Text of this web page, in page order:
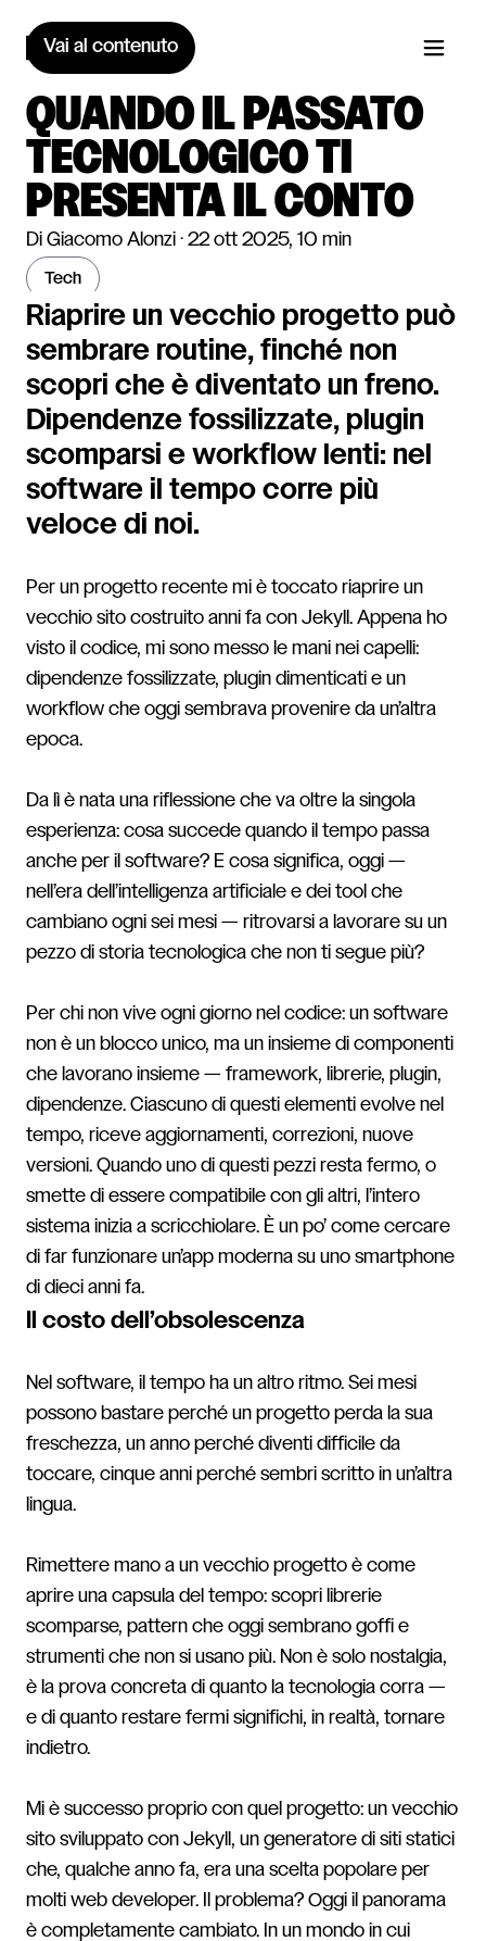
Vai al contenuto
QUANDO IL PASSATO
TECNOLOGICO TI
PRESENTA IL CONTO
tech
Di Giacomo Alonzi · 22 ott 2025, 10 min
Riaprire un vecchio progetto può
sembrare routine, finché non
scopri che è diventato un freno.
Dipendenze fossilizzate, plugin
scomparsi e workflow lenti: nel
software il tempo corre più
veloce di noi.
Per un progetto recente mi è toccato riaprire un
vecchio sito costruito anni fa con Jekyll. Appena ho
visto il codice, mi sono messo le mani nei capelli:
dipendenze fossilizzate, plugin dimenticati e un
workflow che oggi sembrava provenire da un’altra
epoca.
Da lì è nata una riflessione che va oltre la singola
esperienza: cosa succede quando il tempo passa
anche per il software? E cosa significa, oggi —
nell’era dell’intelligenza artificiale e dei tool che
cambiano ogni sei mesi — ritrovarsi a lavorare su un
pezzo di storia tecnologica che non ti segue più?
Per chi non vive ogni giorno nel codice: un software
non è un blocco unico, ma un insieme di componenti
che lavorano insieme — framework, librerie, plugin,
dipendenze. Ciascuno di questi elementi evolve nel
tempo, riceve aggiornamenti, correzioni, nuove
versioni. Quando uno di questi pezzi resta fermo, o
smette di essere compatibile con gli altri, l’intero
sistema inizia a scricchiolare. È un po’ come cercare
di far funzionare un’app moderna su uno smartphone
di dieci anni fa.
Il costo dell’obsolescenza
Nel software, il tempo ha un altro ritmo. Sei mesi
possono bastare perché un progetto perda la sua
freschezza, un anno perché diventi difficile da
toccare, cinque anni perché sembri scritto in un’altra
lingua.
Rimettere mano a un vecchio progetto è come
aprire una capsula del tempo: scopri librerie
scomparse, pattern che oggi sembrano goffi e
strumenti che non si usano più. Non è solo nostalgia,
è la prova concreta di quanto la tecnologia corra —
e di quanto restare fermi significhi, in realtà, tornare
indietro.
Mi è successo proprio con quel progetto: un vecchio
sito sviluppato con Jekyll, un generatore di siti statici
che, qualche anno fa, era una scelta popolare per
molti web developer. Il problema? Oggi il panorama
è completamente cambiato. In un mondo in cui